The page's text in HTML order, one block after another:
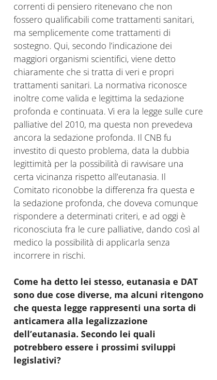
correnti di pensiero ritenevano che non
fossero qualificabili come trattamenti sanitari,
ma semplicemente come trattamenti di
sostegno. Qui, secondo l’indicazione dei
maggiori organismi scientifici, viene detto
chiaramente che si tratta di veri e propri
trattamenti sanitari. La normativa riconosce
inoltre come valida e legittima la sedazione
profonda e continuata. Vi era la legge sulle cure
palliative del 2010, ma questa non prevedeva
ancora la sedazione profonda. Il CNB fu
investito di questo problema, data la dubbia
legittimità per la possibilità di ravvisare una
certa vicinanza rispetto all’eutanasia. Il
Comitato riconobbe la differenza fra questa e
la sedazione profonda, che doveva comunque
rispondere a determinati criteri, e ad oggi è
riconosciuta fra le cure palliative, dando così al
medico la possibilità di applicarla senza
incorrere in rischi.
Come ha detto lei stesso, eutanasia e DAT
sono due cose diverse, ma alcuni ritengono
che questa legge rappresenti una sorta di
anticamera alla legalizzazione
dell’eutanasia. Secondo lei quali
potrebbero essere i prossimi sviluppi
legislativi?